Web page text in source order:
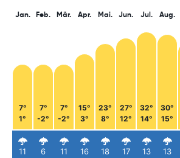
Jan.
7°
1°
11
Feb.
7°
-2°
6
Mär.
7°
-2°
11
Apr.
15°
3°
16
Mai.
23°
8°
18
Jun.
27°
12°
17
Jul.
32°
14°
13
Aug.
30°
15°
13